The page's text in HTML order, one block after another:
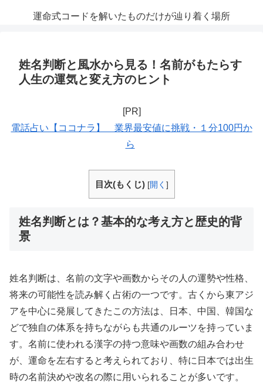
運命式コードを解いたものだけが辿り着く場所
姓名判断と風水から見る！名前がもたらす
人生の運気と変え方のヒント
[PR]
電話占い【ココナラ】 業界最安値に挑戦・１分100円か
ら
目次(もくじ) [開く ]
姓名判断とは？基本的な考え方と歴史的背
景
姓名判断は、名前の文字や画数からその人の運勢や性格、
将来の可能性を読み解く占術の一つです。古くから東アジ
アを中心に発展してきたこの方法は、日本、中国、韓国な
どで独自の体系を持ちながらも共通のルーツを持っていま
す。名前に使われる漢字の持つ意味や画数の組み合わせ
が、運命を左右すると考えられており、特に日本では出生
時の名前決めや改名の際に用いられることが多いです。